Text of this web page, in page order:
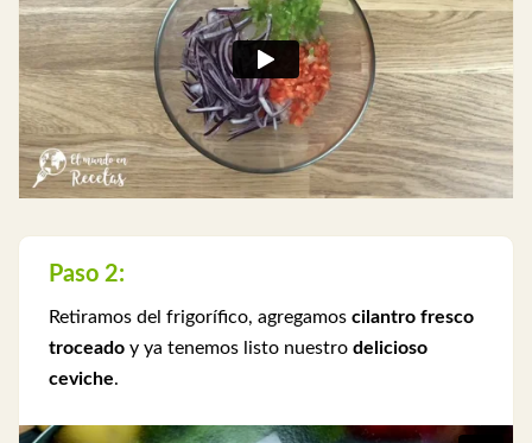
Paso 2:
Retiramos del frigorífico, agregamos cilantro fresco
troceado y ya tenemos listo nuestro delicioso
ceviche.